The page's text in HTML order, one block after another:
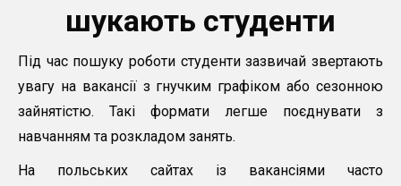
шукають студенти
Під час пошуку роботи студенти зазвичай звертають
увагу на вакансії з гнучким графіком або сезонною
зайнятістю. Такі формати легше поєднувати з
навчанням та розкладом занять.
На польських сайтах із вакансіями часто